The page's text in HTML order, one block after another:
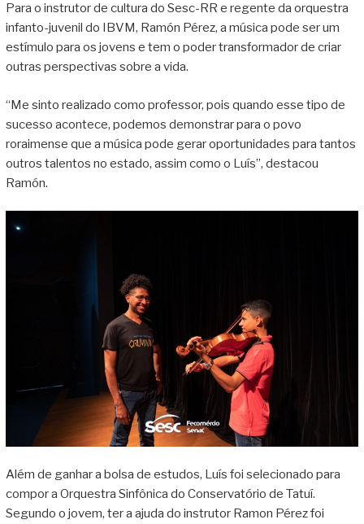
Para o instrutor de cultura do Sesc-RR e regente da orquestra
infanto-juvenil do IBVM, Ramón Pérez, a música pode ser um
estímulo para os jovens e tem o poder transformador de criar
outras perspectivas sobre a vida.
“Me sinto realizado como professor, pois quando esse tipo de
sucesso acontece, podemos demonstrar para o povo
roraimense que a música pode gerar oportunidades para tantos
outros talentos no estado, assim como o Luís”, destacou
Ramón.
Além de ganhar a bolsa de estudos, Luís foi selecionado para
compor a Orquestra Sinfônica do Conservatório de Tatuí.
Segundo o jovem, ter a ajuda do instrutor Ramon Pérez foi